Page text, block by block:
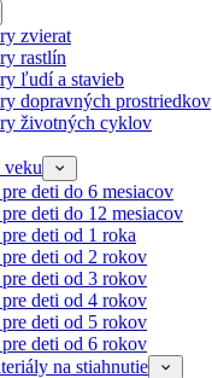
zvierat
rastlín
ľudí a stavieb
dopravných prostriedkov
životných cyklov
deti do 6 mesiacov
deti do 12 mesiacov
deti od 1 roka
deti od 2 rokov
deti od 3 rokov
deti od 4 rokov
deti od 5 rokov
deti od 6 rokov
na stiahnutie